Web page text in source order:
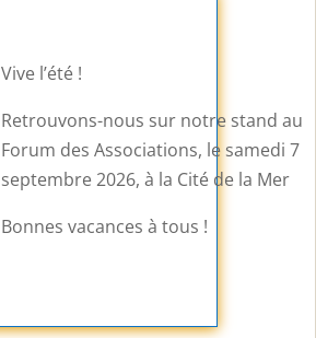
Vive l’été !
Retrouvons-nous sur notre stand au
Forum des Associations, le samedi 7
septembre 2026, à la Cité de la Mer
Bonnes vacances à tous !